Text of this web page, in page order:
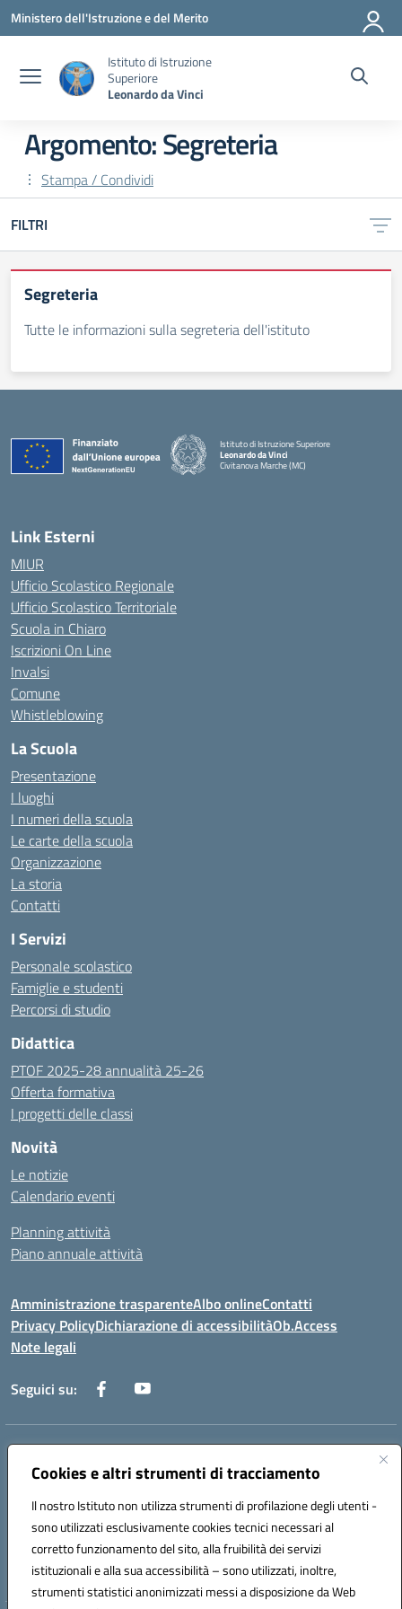
Cookies e altri strumenti di tracciamento
Il nostro Istituto non utilizza strumenti di profilazione degli utenti -
sono utilizzati esclusivamente cookies tecnici necessari al
corretto funzionamento del sito, alla fruibilità dei servizi
istituzionali e alla sua accessibilità – sono utilizzati, inoltre,
strumenti statistici anonimizzati messi a disposizione da Web
Vai ai contenuti
Vai al menu di navigazione
Vai al footer
Ministero dell'Istruzione e del Merito
Istituto di Istruzione
Superiore
Leonardo da Vinci
Argomento: Segreteria
Stampa / Condividi
FILTRI
Segreteria
Tutte le informazioni sulla segreteria dell'istituto
Istituto di Istruzione Superiore
Leonardo da Vinci
Civitanova Marche (MC)
Link Esterni
MIUR
Ufficio Scolastico Regionale
Ufficio Scolastico Territoriale
Scuola in Chiaro
Iscrizioni On Line
Invalsi
Comune
Whistleblowing
La Scuola
Presentazione
I luoghi
I numeri della scuola
Le carte della scuola
Organizzazione
La storia
Contatti
I Servizi
Personale scolastico
Famiglie e studenti
Percorsi di studio
Didattica
PTOF 2025-28 annualità 25-26
Offerta formativa
I progetti delle classi
Novità
Le notizie
Calendario eventi
Planning attività
Piano annuale attività
Amministrazione trasparenteAlbo onlineContatti
Privacy PolicyDichiarazione di accessibilitàOb.Access
Note legali
Seguici su:
Indirizzo:
Centralino:0733/815931 - 0733/784180
Posta elettronica certificata (PEC):MCIS00200P@pec.istruzione.it
Codice fiscale: 80006860433
Codice meccanografico: MCIS00200P